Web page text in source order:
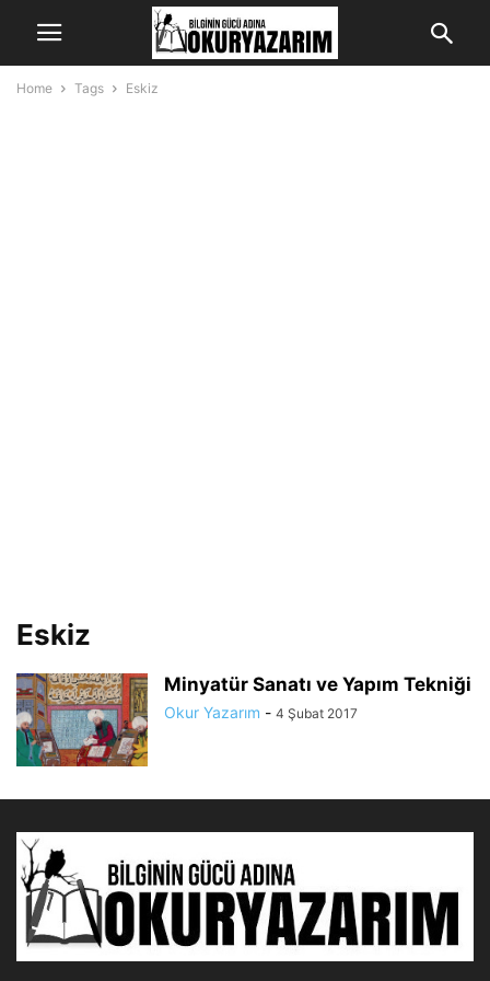
Home Tags Eskiz
Eskiz
Minyatür Sanatı ve Yapım Tekniği
Okur Yazarım - 4 Şubat 2017